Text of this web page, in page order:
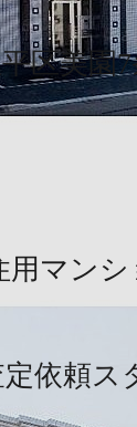
区美園
用マン
依頼ス